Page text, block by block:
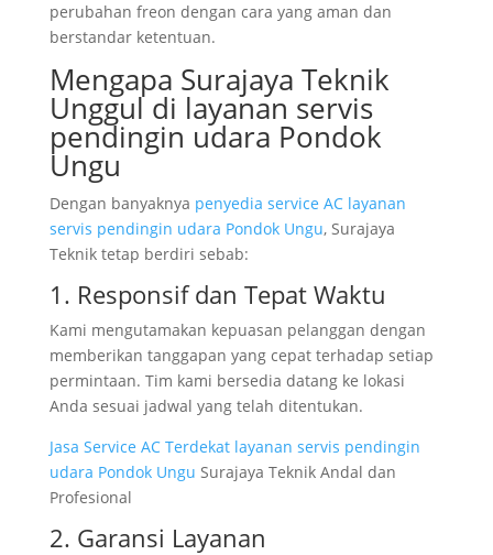
perubahan freon dengan cara yang aman dan
berstandar ketentuan.
Mengapa Surajaya Teknik
Unggul di layanan servis
pendingin udara Pondok
Ungu
Dengan banyaknya penyedia service AC layanan
servis pendingin udara Pondok Ungu, Surajaya
Teknik tetap berdiri sebab:
1. Responsif dan Tepat Waktu
Kami mengutamakan kepuasan pelanggan dengan
memberikan tanggapan yang cepat terhadap setiap
permintaan. Tim kami bersedia datang ke lokasi
Anda sesuai jadwal yang telah ditentukan.
Jasa Service AC Terdekat layanan servis pendingin
udara Pondok Ungu Surajaya Teknik Andal dan
Profesional
2. Garansi Layanan